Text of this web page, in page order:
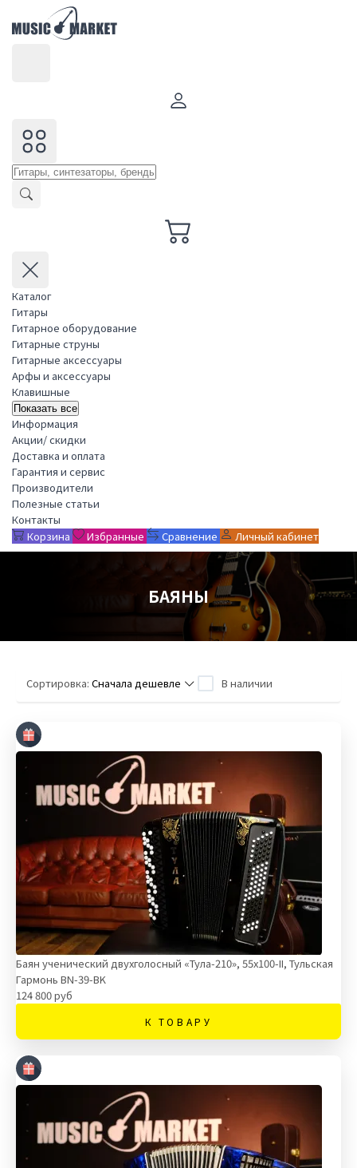
Каталог
Гитары
Гитарное оборудование
Гитарные струны
Гитарные аксессуары
Арфы и аксессуары
Клавишные
Показать все
Информация
Акции/ скидки
Доставка и оплата
Гарантия и сервис
Производители
Полезные статьи
Контакты
Корзина
Избранные Сравнение Личный кабинет
БАЯНЫ
Сортировка: Сначала дешевле В наличии
Баян ученический двухголосный «Тула-210», 55х100-II, Тульская
Гармонь BN-39-BK
124 800 руб
К ТОВАРУ